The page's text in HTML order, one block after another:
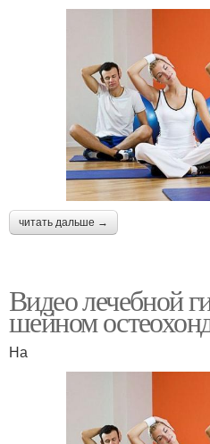
читать дальше →
Видео лечебной
шейном
На